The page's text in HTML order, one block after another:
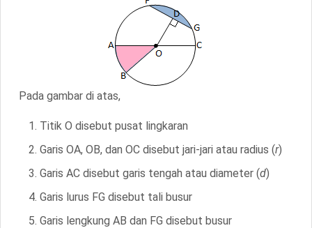
Pada gambar di atas,
Titik O disebut pusat lingkaran
Garis OA, OB, dan OC disebut jari-jari atau radius (r)
Garis AC disebut garis tengah atau diameter (d)
Garis lurus FG disebut tali busur
Garis lengkung AB dan FG disebut busur